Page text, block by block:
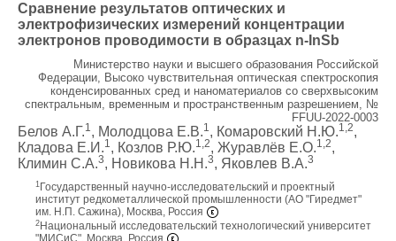
Сравнение результатов оптических и
электрофизических измерений концентрации
электронов проводимости в образцах n-InSb
Министерство науки и высшего образования Российской
Федерации, Высоко чувствительная оптическая спектроскопия
конденсированных сред и наноматериалов со сверхвысоким
спектральным, временным и пространственным разрешением, №
FFUU-2022-0003
Белов А.Г.1, Молодцова Е.В.1, Комаровский Н.Ю.1,2,
Кладова Е.И.1, Козлов Р.Ю.1,2, Журавлёв Е.О.1,2,
Климин С.А.3, Новикова Н.Н.3, Яковлев В.А.3
1 Государственный научно-исследовательский и проектный
институт редкометаллической промышленности (АО "Гиредмет"
им. Н.П. Сажина), Москва, Россия
2 Национальный исследовательский технологический университет
"МИСиС", Москва, Россия